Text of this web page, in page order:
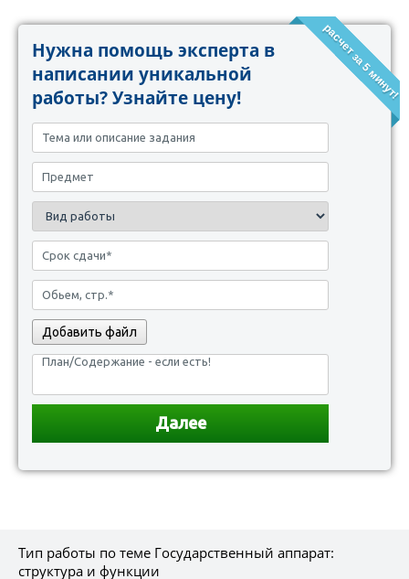
расчет за 5 минут!
Нужна помощь эксперта в
написании уникальной
работы? Узнайте цену!
Добавить файл
Тип работы по теме Государственный аппарат:
структура и функции